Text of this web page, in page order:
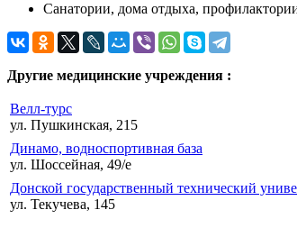
Санатории, дома отдыха,
Другие медицинские учреждения :
Велл-турс
ул. Пушкинская, 215
Динамо, водноспортивная база
ул. Шоссейная, 49/е
Донской государственный технический
ул. Текучева, 145